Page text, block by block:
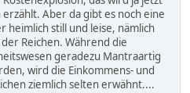
Aber da gibt es noch eine
heimlich still und leise, nämlich
Reichen. Während die
geradezu Mantraartig
wird die Einkommens- und
ziemlich selten erwähnt....